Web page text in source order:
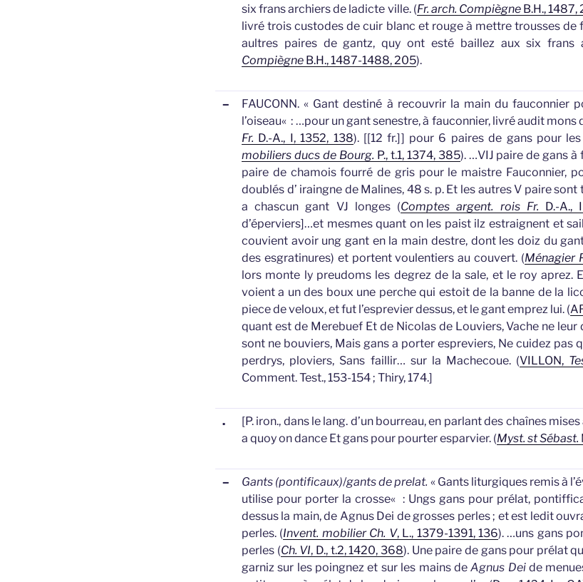
six frans archiers de ladicte ville. (Fr. arch. CompiègneB.H., 1487,
livré trois custodes de cuir blanc et rouge à mettre trousses de
aultres paires de gantz, quy ont esté baillez aux six frans
Compiègne B.H., 1487-1488, 205).
– FAUCONN. « Gant destiné à recouvrir la main du fauconnier
l’oiseau« : …pour ungantsenestre, à fauconnier, livré audit mons
Fr. D.-A., I, 1352, 138). [[12 fr.]] pour 6 paires de ganspour les
mobiliers ducs de Bourg. P., t.1, 1374, 385). …VIJ paire degans à
paire de chamois fourré de gris pour le maistre Fauconnier,
doublés d’ iraingne de Malines, 48 s. p. Et les autres V paire
a chascun gant VJ longes (Comptes argent. rois Fr. D.-A.,
d’éperviers]…et mesmes quant on les paist ilz estraignent et
couvient avoir unggant en la main destre, dont les doiz du
des esgratinures) et portent voulentiers au couvert. (Ménagier
lors monte ly preudoms les degrez de la sale, et le roy aprez.
voient a un des boux une perche qui estoit de la banne de la
piece de veloux, et fut l’esprevier dessus, et legantemprez lui. (
quant est de Merebuef Et de Nicolas de Louviers, Vache ne leur
sont ne bouviers, Mais gans a porter espreviers, Ne cuidez pas
perdrys, ploviers, Sans faillir… sur la Machecoue. (VILLON,
Comment. Test., 153-154 ; Thiry, 174.]
. [P. iron., dans le lang. d’un bourreau, en parlant des chaînes
a quoy on dance Etgans pour pourter esparvier. (Myst. st Sébast.
– Gants (pontificaux)/gants de prelat. « Gants liturgiques remis à
utilise pour porter la crosse« : Ungs gans pour prélat,
dessus la main, de Agnus Dei de grosses perles ; et est ledit
perles. (Invent. mobilier Ch. V, L., 1379-1391, 136).…uns gans
perles (Ch. VI, D., t.2, 1420, 368). Une paire de ganspour prélat
garniz sur les poingnez et sur les mains deAgnus Deide